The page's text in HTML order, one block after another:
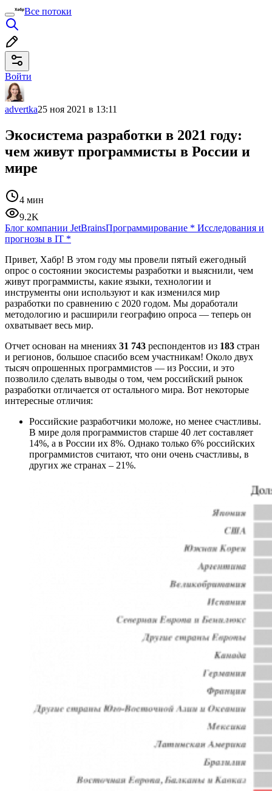
Все потоки
Войти
advertka25 ноя 2021 в 13:11
Экосистема разработки в 2021 году:
чем живут программисты в России и
мире
4 мин
9.2K
Блог компании JetBrainsПрограммирование * Исследования и
прогнозы в IT *
Привет, Хабр! В этом году мы провели пятый ежегодный
опрос о состоянии экосистемы разработки и выяснили, чем
живут программисты, какие языки, технологии и
инструменты они используют и как изменился мир
разработки по сравнению с 2020 годом. Мы доработали
методологию и расширили географию опроса — теперь он
охватывает весь мир.
Отчет основан на мнениях 31 743 респондентов из 183 стран
и регионов, большое спасибо всем участникам! Около двух
тысяч опрошенных программистов — из России, и это
позволило сделать выводы о том, чем российский рынок
разработки отличается от остального мира. Вот некоторые
интересные отличия:
Российские разработчики моложе, но менее счастливы.
В мире доля программистов старше 40 лет составляет
14%, а в России их 8%. Однако только 6% российских
программистов считают, что они очень счастливы, в
других же странах – 21%.